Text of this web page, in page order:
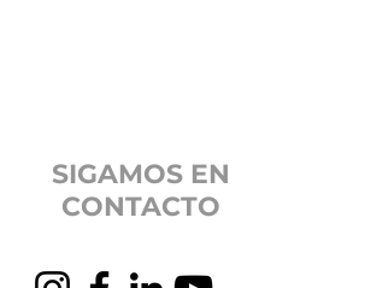
SIGAMOS EN
CONTACTO